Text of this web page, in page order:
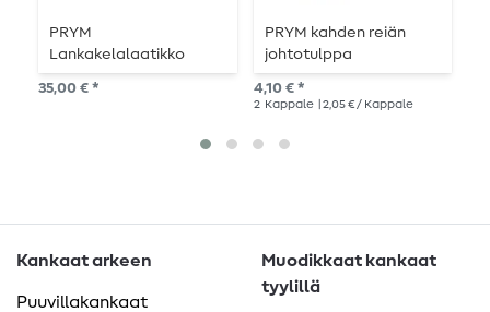
PRYM
Lankakelalaatikko
35,00 € *
PRYM kahden reiän
johtotulppa
4,10 € *
2 Kappale | 2,05 € / Kappale
Kankaat arkeen
Puuvillakankaat
Muodikkaat kankaat
tyylillä